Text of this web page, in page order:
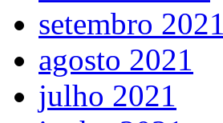
setembro 2021
agosto 2021
julho 2021